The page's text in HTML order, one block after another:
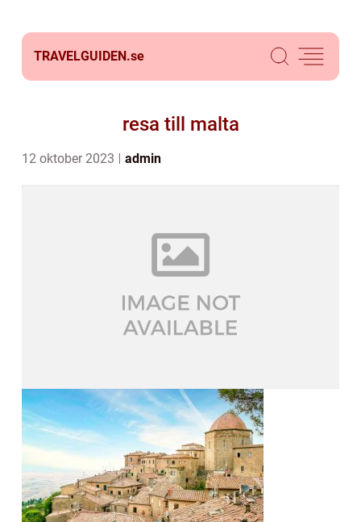
TRAVELGUIDEN.se
resa till malta
12 oktober 2023 admin